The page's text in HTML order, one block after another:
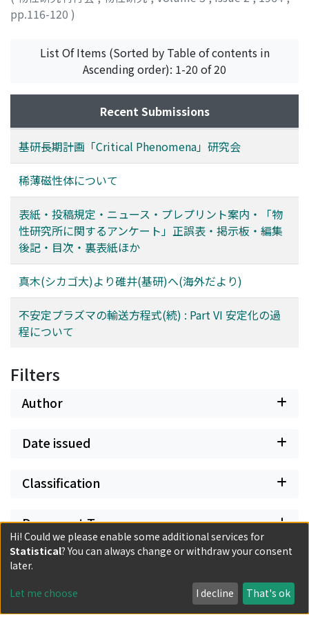
pp.116-120 )
List Of Items (Sorted by Table of contents in
Ascending order): 1-20 of 20
Recent Submissions
基研長期計画「Critical Phenomena」研究会
稀薄磁性体について
表紙・投稿規定・ニュース・プレプリント案内・「物
性研究所に関するアンケート」正誤表・掲示板・編集
後記・目次・裏表紙ほか
真木(シカゴ大)より碓井(基研)へ(海外だより)
不安定プラズマの輸送方程式(続) : Part VI 安定化の過
程について
Filters
Author
Date issued
Classification
Document Type
Has files
Hi! Could we please enable some additional services for
Statistical? You can always change or withdraw your consent
later.
Let me choose I decline That's ok